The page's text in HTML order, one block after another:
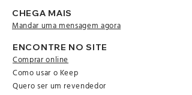
ENCONTRE NO SITE
Comprar online
Como usar o Keep
Quero ser um revendedor
CHEGA MAIS
Mandar uma mensagem agora